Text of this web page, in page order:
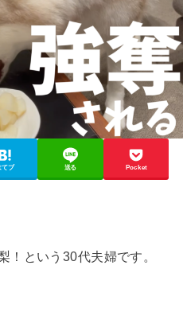
てブ 送る Pocket
！という30代夫婦です。